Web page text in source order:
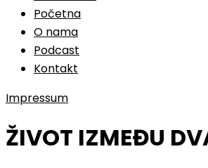
Početna
O nama
Podcast
Kontakt
Impressum
ŽIVOT IZMEĐU